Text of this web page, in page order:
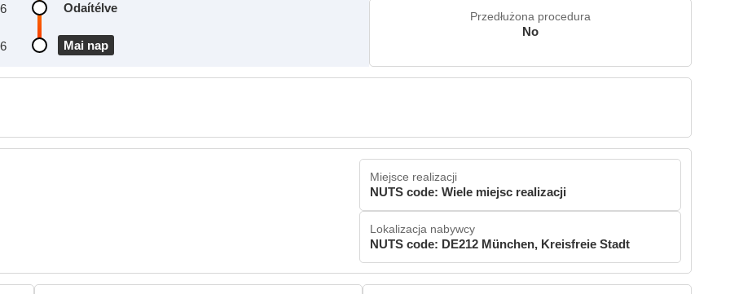
Odaítélve
Mai nap
Przedłużona procedura
No
Miejsce realizacji
NUTS code: Wiele miejsc realizacji
Lokalizacja nabywcy
NUTS code: DE212 München, Kreisfreie Stadt